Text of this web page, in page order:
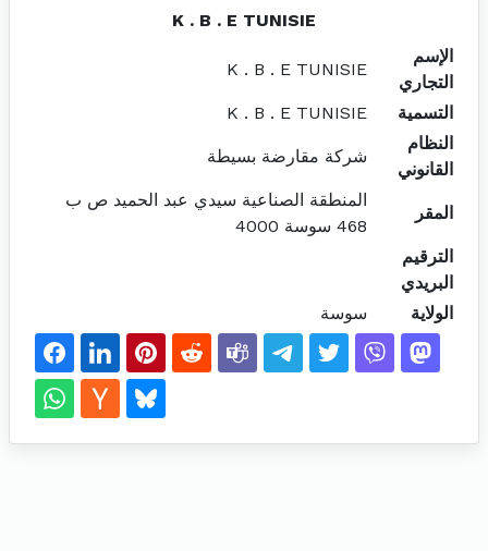
K . B . E TUNISIE
الإسم
التجاري
K . B . E TUNISIE
التسمية
K . B . E TUNISIE
النظام
القانوني
شركة مقارضة بسيطة
المقر
المنطقة الصناعية سيدي عبد الحميد ص ب
468 سوسة 4000
الترقيم
البريدي
الولاية
سوسة